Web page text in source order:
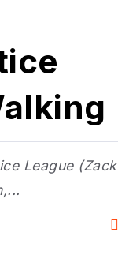
League (Zack